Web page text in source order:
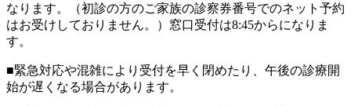
なります。（初診の方のご家族の診察券番号でのネット予約
はお受けしておりません。）窓口受付は8:45からになりま
す。
■緊急対応や混雑により受付を早く閉めたり、午後の診療開
始が遅くなる場合があります。